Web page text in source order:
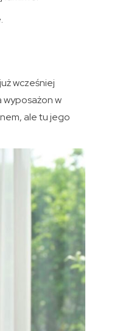
wcześniej
wyposażon w
ale tu jego